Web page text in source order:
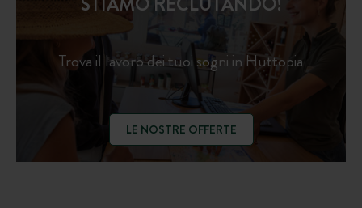
Trova il lavoro dei tuoi sogni in Huttopia
LE NOSTRE OFFERTE